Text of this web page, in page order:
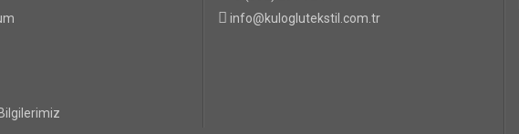
GÖNDER
info@kuloglutekstil.com.tr